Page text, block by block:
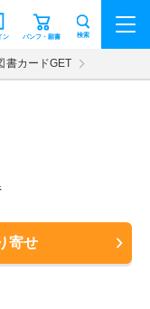
パンフ・願書
ン 検索
書カードGET
寄せ